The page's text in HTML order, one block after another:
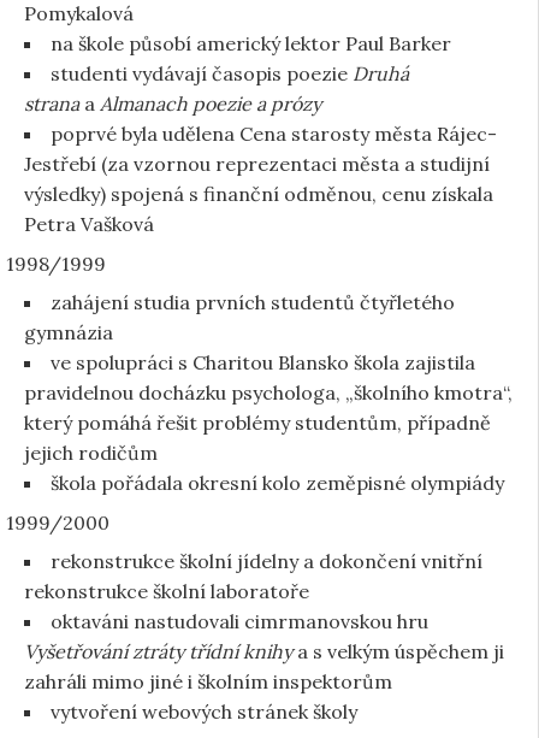
Pomykalová
na škole působí americký lektor Paul Barker
studenti vydávají časopis poezie Druhá
stranaa Almanach poezie a prózy
poprvé byla udělena Cena starosty města Rájec-
Jestřebí (za vzornou reprezentaci města a studijní
výsledky) spojená s finanční odměnou, cenu získala
Petra Vašková
1998/1999
zahájení studia prvních studentů čtyřletého
gymnázia
ve spolupráci s Charitou Blansko škola zajistila
pravidelnou docházku psychologa, „školního kmotra“,
který pomáhá řešit problémy studentům, případně
jejich rodičům
škola pořádala okresní kolo zeměpisné olympiády
1999/2000
rekonstrukce školní jídelny a dokončení vnitřní
rekonstrukce školní laboratoře
oktaváni nastudovali cimrmanovskou hru
Vyšetřování ztráty třídní knihya s velkým úspěchem ji
zahráli mimo jiné i školním inspektorům
vytvoření webových stránek školy